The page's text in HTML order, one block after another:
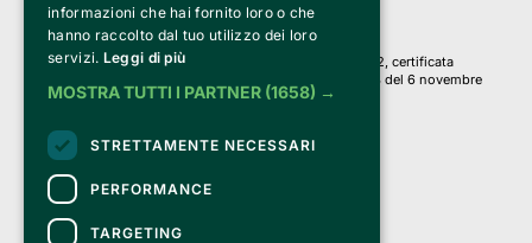
Credits:
Clappit è basato sulla piattaforma di biglietteria Belive 6.2, certificata
dall’Agenzia delle Entrate con protocollo n. 2025/445474 del 6 novembre
2025.
Su Clappit i tuoi acquisti ed i tuoi dati
sono sicuri e protetti da un certificato SSL
con crittografia a 128 bit.
informazioni che hai fornito loro o che
hanno raccolto dal tuo utilizzo dei loro
servizi. Leggi di più
MOSTRA TUTTI I PARTNER (1658) →
STRETTAMENTE NECESSARI
PERFORMANCE
TARGETING